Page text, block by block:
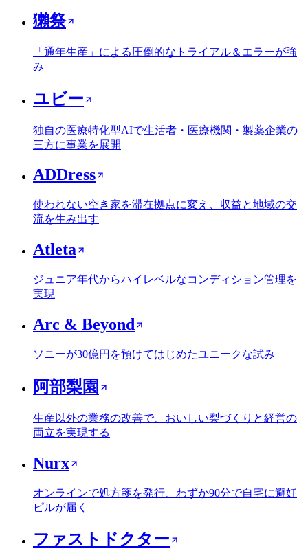
獺祭
「通年生産」による圧倒的なトライアル＆エラーが強
み
ユビー
独自の医療特化型AIで生活者・医療機関・製薬企業の
三方に事業を展開
ADDress
使われない空き家を滞在拠点に変え、収益と地域の交
流を生み出す
Atleta
ジュニア年代からハイレベルなコンディション管理を
実現
Arc & Beyond
ソニーが30億円を預けてはじめたユニークな試み
阿部梨園
生産以外の業務の改善で、おいしい梨づくりと経営の
両立を実現する
Nurx
オンラインで処方箋を発行、わずか90分で自宅に避妊
ピルが届く
ファストドクター